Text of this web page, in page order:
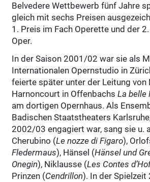
Belvedere Wettbewerb fünf Jahre
gleich mit sechs Preisen
1. Preis im Fach Operette und der
Oper.
In der Saison 2001/02 war sie als
Internationalen Opernstudio in
feierte später unter der Leitung von
Harnoncourt in OffenbachsLa belle
am dortigen Opernhaus. Als
Badischen Staatstheaters
2002/03 engagiert war, sang sie u.
Cherubino (Le nozze di Figaro),
Fledermaus), Hänsel (Hänsel und
Onegin), Niklausse (Les Contes
Prinzen (Cendrillon). In der